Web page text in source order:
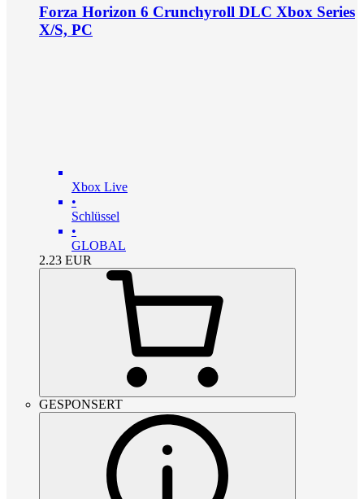
Forza Horizon 6 Crunchyroll DLC Xbox Series
X/S, PC
Xbox Live
•
Schlüssel
•
GLOBAL
2.23 EUR
GESPONSERT